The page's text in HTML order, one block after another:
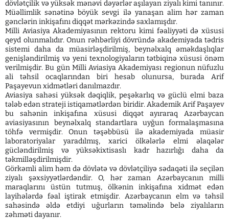
dövlətçilik və yüksək mənəvi dəyərlər aşılayan ziyalı kimi tanınır.
Müəllimlik sənətinə böyük sevgi ilə yanaşan alim hər zaman
gənclərin inkişafını diqqət mərkəzində saxlamışdır.
Milli Aviasiya Akademiyasının rektoru kimi fəaliyyəti də xüsusi
qeyd olunmalıdır. Onun rəhbərliyi dövründə akademiyada tədris
sistemi daha da müasirləşdirilmiş, beynəlxalq əməkdaşlıqlar
genişləndirilmiş və yeni texnologiyaların tətbiqinə xüsusi önəm
verilmişdir. Bu gün Milli Aviasiya Akademiyası regionun nüfuzlu
ali təhsil ocaqlarından biri hesab olunursa, burada Arif
Paşayevun xidmətləri danılmazdır.
Aviasiya sahəsi yüksək dəqiqlik, peşəkarlıq və güclü elmi baza
tələb edən strateji istiqamətlərdən biridir. Akademik Arif Paşayev
bu sahənin inkişafına xüsusi diqqət ayıraraq Azərbaycan
aviasiyasının beynəlxalq standartlara uyğun formalaşmasına
töhfə vermişdir. Onun təşəbbüsü ilə akademiyada müasir
laboratoriyalar yaradılmış, xarici ölkələrlə elmi əlaqələr
gücləndirilmiş və yüksəkixtisaslı kadr hazırlığı daha da
təkmilləşdirilmişdir.
Görkəmli alim həm də dövlətə və dövlətçiliyə sədaqəti ilə seçilən
ziyalı şəxsiyyətlərdəndir. O, hər zaman Azərbaycanın milli
maraqlarını üstün tutmuş, ölkənin inkişafına xidmət edən
layihələrdə fəal iştirak etmişdir. Azərbaycanın elm və təhsil
sahəsində əldə etdiyi uğurların təməlində belə ziyalıların
zəhməti dayanır.